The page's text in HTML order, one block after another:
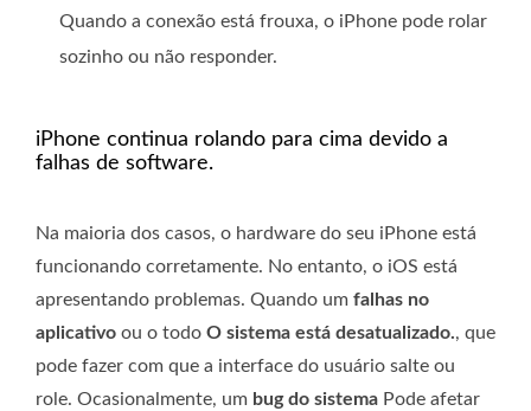
Quando a conexão está frouxa, o iPhone pode rolar
sozinho ou não responder.
iPhone continua rolando para cima devido a
falhas de software.
Na maioria dos casos, o hardware do seu iPhone está
funcionando corretamente. No entanto, o iOS está
apresentando problemas. Quando um falhas no
aplicativo ou o todo O sistema está desatualizado., que
pode fazer com que a interface do usuário salte ou
role. Ocasionalmente, um bug do sistema Pode afetar